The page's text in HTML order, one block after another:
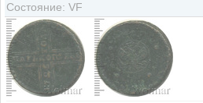
Состояние: VF